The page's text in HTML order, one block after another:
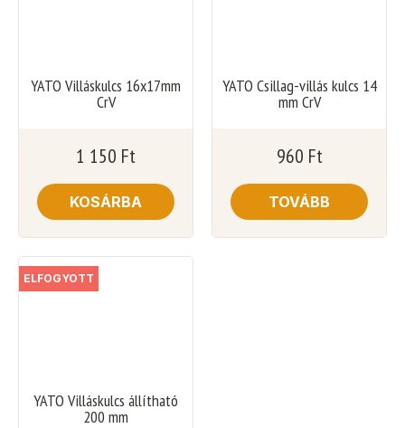
YATO Villáskulcs 16x17mm
CrV
1 150 Ft
KOSÁRBA
YATO Csillag-villás kulcs 14
mm CrV
960 Ft
TOVÁBB
ELFOGYOTT
YATO Villáskulcs állítható
200 mm